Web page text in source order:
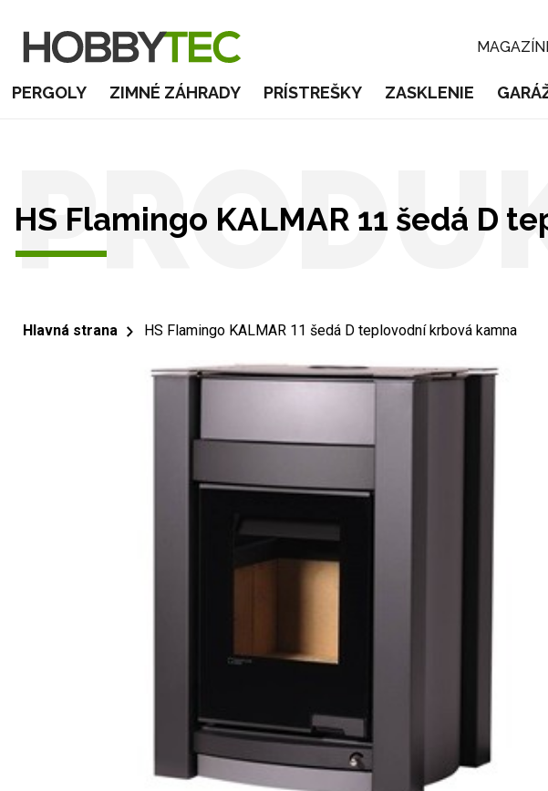
MAGAZÍN
PERGOLY ZIMNÉ ZÁHRADY PRÍSTREŠKY ZASKLENIE
HS Flamingo KALMAR 11 šedá D
Hlavná strana HS Flamingo KALMAR 11 šedá D teplovodní krbová kamna